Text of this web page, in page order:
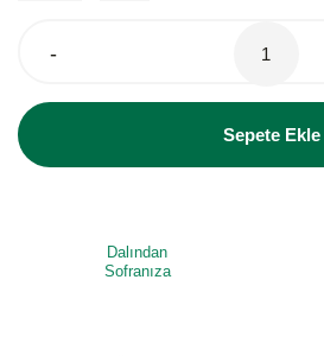
-
Sepete Ekle
Dalından
Sofranıza